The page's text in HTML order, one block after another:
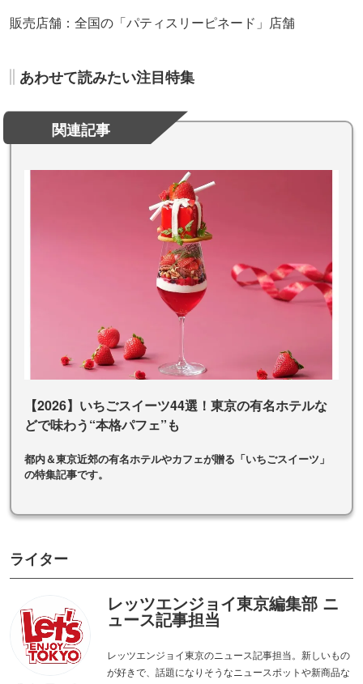
販売店舗：全国の「パティスリーピネード」店舗
あわせて読みたい注目特集
関連記事
【2026】いちごスイーツ44選！東京の有名ホテルな
どで味わう“本格パフェ”も
都内＆東京近郊の有名ホテルやカフェが贈る「いちごスイーツ」
の特集記事です。
ライター
レッツエンジョイ東京編集部 ニ
ュース記事担当
レッツエンジョイ東京のニュース記事担当。新しいもの
が好きで、話題になりそうなニュースポットや新商品な